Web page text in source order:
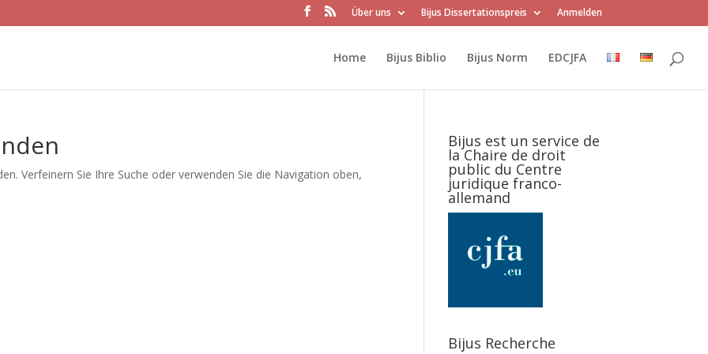
Über uns Bijus Dissertationspreis Anmelden
Home Bijus Biblio Bijus Norm EDCJFA
Verfeinern Sie Ihre Suche oder verwenden Sie die Navigation oben,
Bijus est un service de
la Chaire de droit
public du Centre
juridique franco-
allemand
Bijus Recherche